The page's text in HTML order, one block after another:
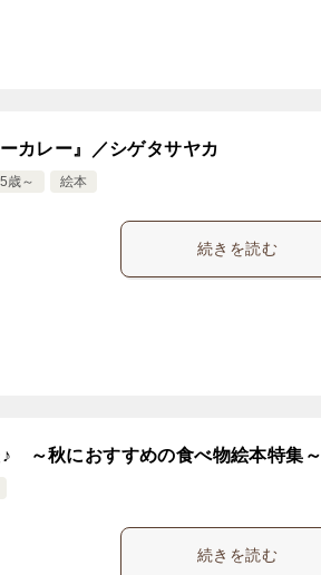
カレー』／シゲタサヤカ
歳～ 絵本
続きを読む
～秋におすすめの食べ物絵本特集～
続きを読む